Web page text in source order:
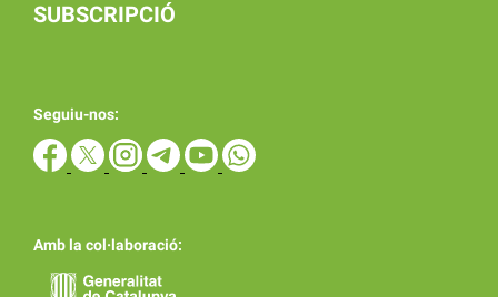
SUBSCRIPCIÓ
Seguiu-nos:
Amb la col·laboració: